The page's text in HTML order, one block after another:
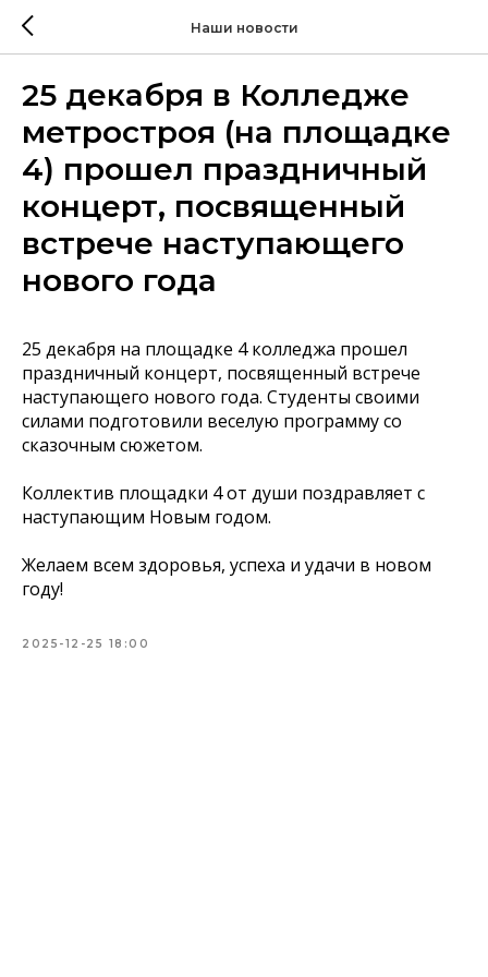
Наши новости
25 декабря в Колледже
метростроя (на площадке
4) прошел праздничный
концерт, посвященный
встрече наступающего
нового года
25 декабря на площадке 4 колледжа прошел
праздничный концерт, посвященный встрече
наступающего нового года. Студенты своими
силами подготовили веселую программу со
сказочным сюжетом.
Коллектив площадки 4 от души поздравляет с
наступающим Новым годом.
Желаем всем здоровья, успеха и удачи в новом
году!
2025-12-25 18:00